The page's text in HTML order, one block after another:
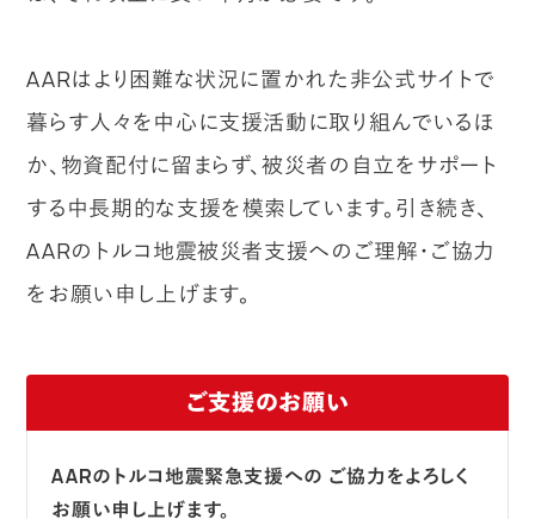
AARはより困難な状況に置かれた非公式サイトで
暮らす人々を中心に支援活動に取り組んでいるほ
か、物資配付に留まらず、被災者の自立をサポート
する中長期的な支援を模索しています。引き続き、
AARのトルコ地震被災者支援へのご理解・ご協力
をお願い申し上げます。
ご支援のお願い
AARのトルコ地震緊急支援への ご協力をよろしく
お願い申し上げます。